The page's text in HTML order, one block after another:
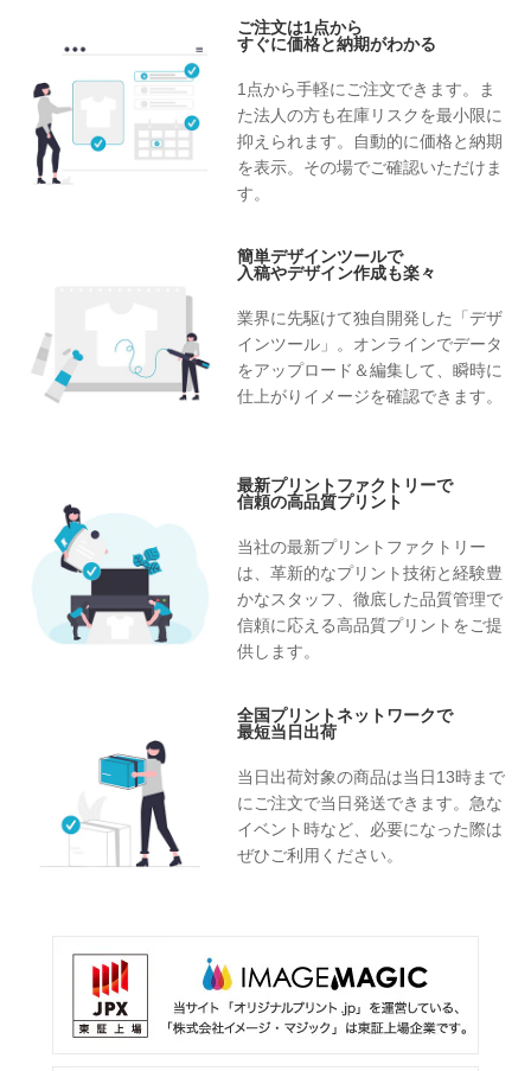
ご注文は1点から
すぐに価格と納期がわかる
1点から手軽にご注文できます。ま
た法人の方も在庫リスクを最小限に
抑えられます。自動的に価格と納期
を表示。その場でご確認いただけま
す。
簡単デザインツールで
入稿やデザイン作成も楽々
業界に先駆けて独自開発した「デザ
インツール」。オンラインでデータ
をアップロード＆編集して、瞬時に
仕上がりイメージを確認できます。
最新プリントファクトリーで
信頼の高品質プリント
当社の最新プリントファクトリー
は、革新的なプリント技術と経験豊
かなスタッフ、徹底した品質管理で
信頼に応える高品質プリントをご提
供します。
全国プリントネットワークで
最短当日出荷
当日出荷対象の商品は当日13時まで
にご注文で当日発送できます。急な
イベント時など、必要になった際は
ぜひご利用ください。